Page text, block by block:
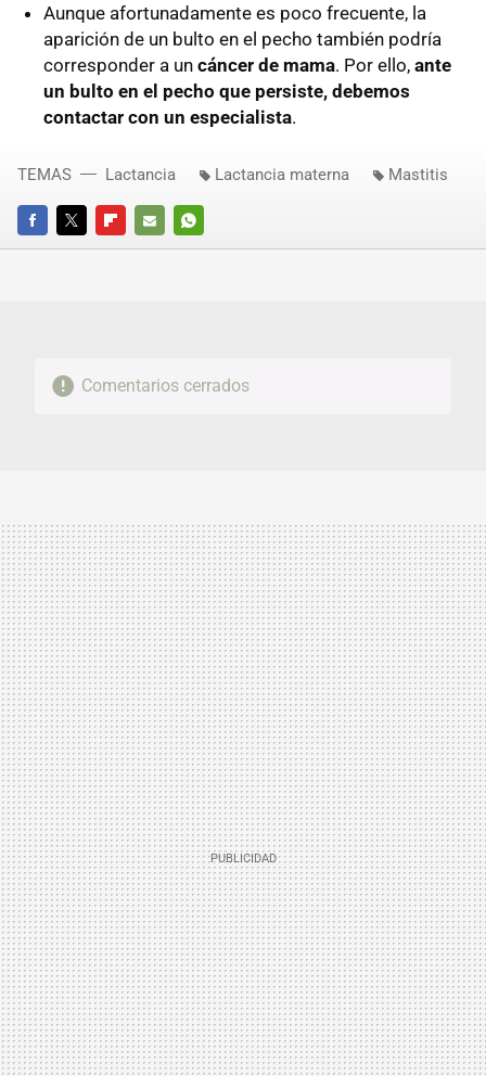
Aunque afortunadamente es poco frecuente, la
aparición de un bulto en el pecho también podría
corresponder a un cáncer de mama. Por ello, ante
un bulto en el pecho que persiste, debemos
contactar con un especialista.
FACEBOOKTWITTERFLIPBOARD
E-
WHATSAPP
TEMAS Lactancia Lactancia materna Mastitis
Comentarios cerrados